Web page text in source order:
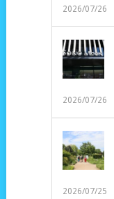
2026/07/26
2026/07/26
2026/07/25